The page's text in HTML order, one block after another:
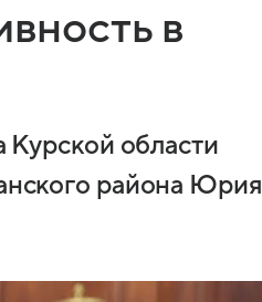
в
области
района Юрия